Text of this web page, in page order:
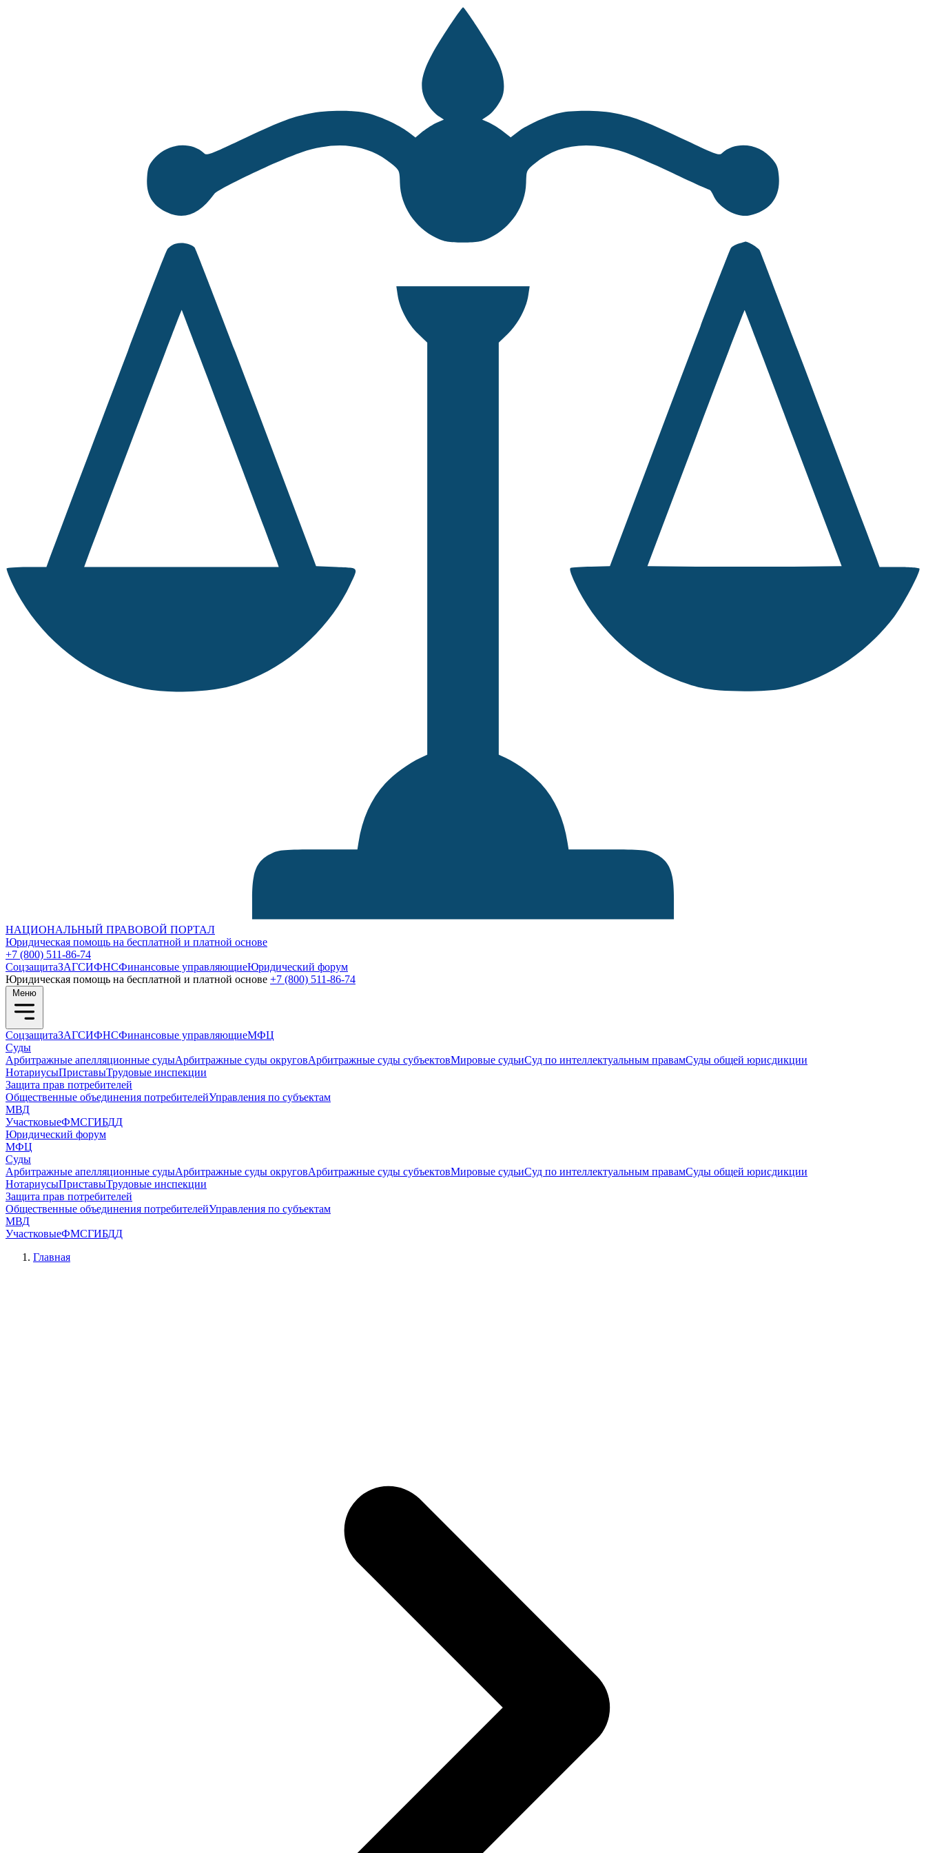
НАЦИОНАЛЬНЫЙ ПРАВОВОЙ ПОРТАЛ
Юридическая помощь на бесплатной и платной основе
+7 (800) 511-86-74
СоцзащитаЗАГСИФНСФинансовые управляющиеЮридический форум
Юридическая помощь на бесплатной и платной основе +7 (800) 511-86-74
Меню
СоцзащитаЗАГСИФНСФинансовые управляющиеМФЦ
Суды
Арбитражные апелляционные судыАрбитражные суды округовАрбитражные суды субъектовМировые судьиСуд по интеллектуальным правамСуды общей юрисдикции
НотариусыПриставыТрудовые инспекции
Защита прав потребителей
Общественные объединения потребителейУправления по субъектам
МВД
УчастковыеФМСГИБДД
Юридический форум
МФЦ
Суды
Арбитражные апелляционные судыАрбитражные суды округовАрбитражные суды субъектовМировые судьиСуд по интеллектуальным правамСуды общей юрисдикции
НотариусыПриставыТрудовые инспекции
Защита прав потребителей
Общественные объединения потребителейУправления по субъектам
МВД
УчастковыеФМСГИБДД
Главная